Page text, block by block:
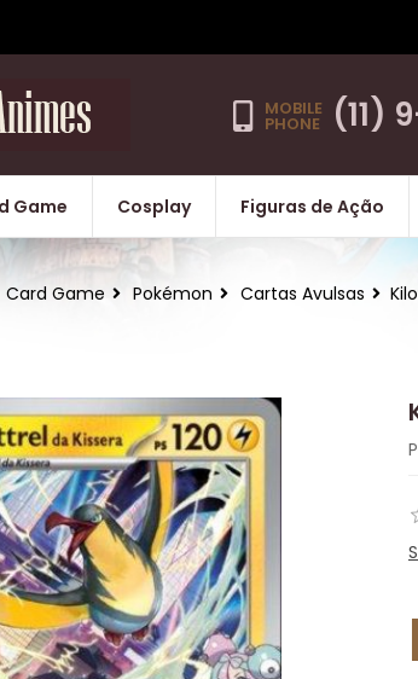
MOBILE
PHONE (11)
Game Cosplay Figuras de Ação
Card Game Pokémon Cartas Avulsas